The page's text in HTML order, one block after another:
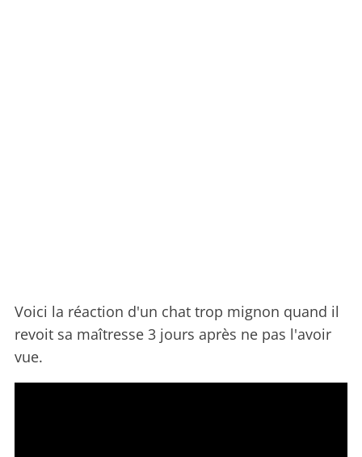
Voici la réaction d'un chat trop mignon quand il
revoit sa maîtresse 3 jours après ne pas l'avoir
vue.